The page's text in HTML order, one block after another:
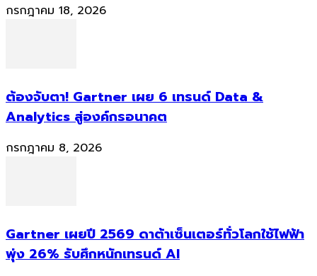
กรกฎาคม 18, 2026
ต้องจับตา! Gartner เผย 6 เทรนด์ Data &
Analytics สู่องค์กรอนาคต
กรกฎาคม 8, 2026
Gartner เผยปี 2569 ดาต้าเซ็นเตอร์ทั่วโลกใช้ไฟฟ้า
พุ่ง 26% รับศึกหนักเทรนด์ AI